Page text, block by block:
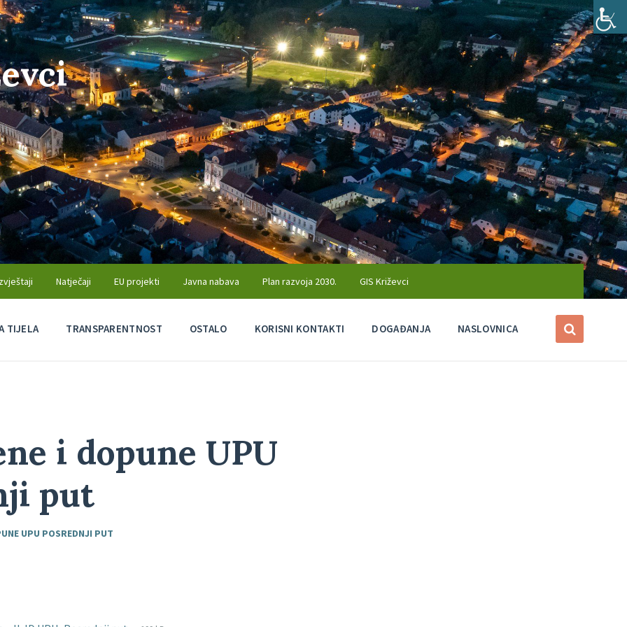
Natječaji EU projekti Javna nabava Plan razvoja 2030. GIS Križevci
TIJELA TRANSPARENTNOST OSTALO KORISNI KONTAKTI DOGAĐANJA NASLOVNICA
i dopune UPU
put
UPU POSREDNJI PUT